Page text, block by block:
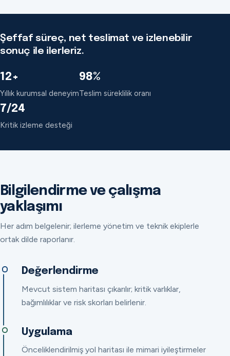
Şeffaf süreç, net teslimat ve izlenebilir
sonuç ile ilerleriz.
12+
Yıllık kurumsal deneyim
98%
Teslim süreklilik oranı
7/24
Kritik izleme desteği
Bilgilendirme ve çalışma
yaklaşımı
Her adım belgelenir; ilerleme yönetim ve teknik ekiplerle
ortak dilde raporlanır.
Değerlendirme
Mevcut sistem haritası çıkarılır; kritik varlıklar,
bağımlılıklar ve risk skorları belirlenir.
Uygulama
Önceliklendirilmiş yol haritası ile mimari iyileştirmeler